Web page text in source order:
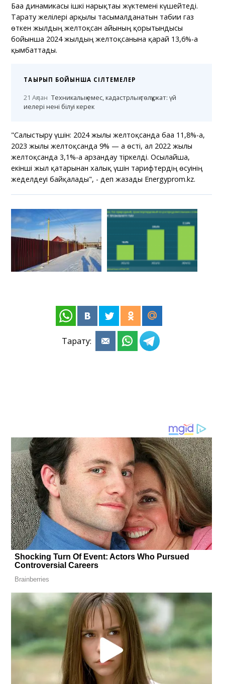
Баға динамикасы ішкі нарықтағы жүктемені күшейтеді.
Тарату желілері арқылы тасымалданатын табиғи газ
өткен жылдың желтоқсан айының қорытындысы
бойынша 2024 жылдың желтоқсанына қарай 13,6%-ға
қымбаттады.
ТАҚЫРЫП БОЙЫНША СІЛТЕМЕЛЕР
21 Ақпан Техникалық емес, кадастрлық төлқұжат: үй
иелері нені білуі керек
"Салыстыру үшін: 2024 жылғы желтоқсанда баға 11,8%-ға,
2023 жылғы желтоқсанда 9% — ға өсті, ал 2022 жылғы
желтоқсанда 3,1%-ға арзандау тіркелді. Осылайша,
екінші жыл қатарынан халық үшін тарифтердің өсуінің
жеделдеуі байқалады", - деп жазады Еnergyprom.kz.
Тарату: